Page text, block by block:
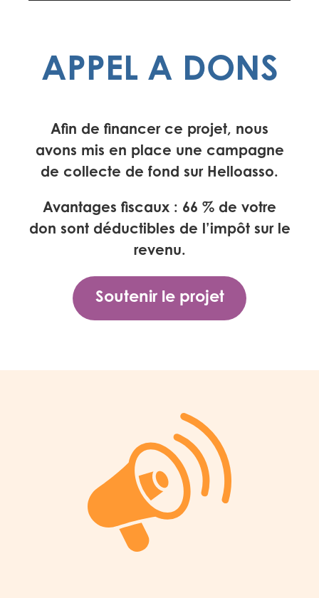
APPEL A DONS
Afin de financer ce projet, nous
avons mis en place une campagne
de collecte de fond sur Helloasso.
Avantages fiscaux : 66 % de votre
don sont déductibles de l’impôt sur le
revenu.
Soutenir le projet